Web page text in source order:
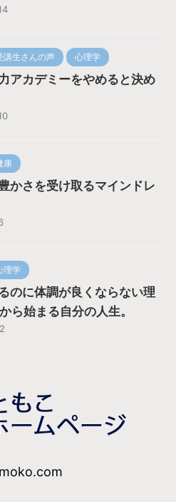
講生さんの声 心理学
アカデミーをやめると決め
康
かさを受け取るマインドレ
理学
のに体調が良くならない理
ら始まる自分の人生。